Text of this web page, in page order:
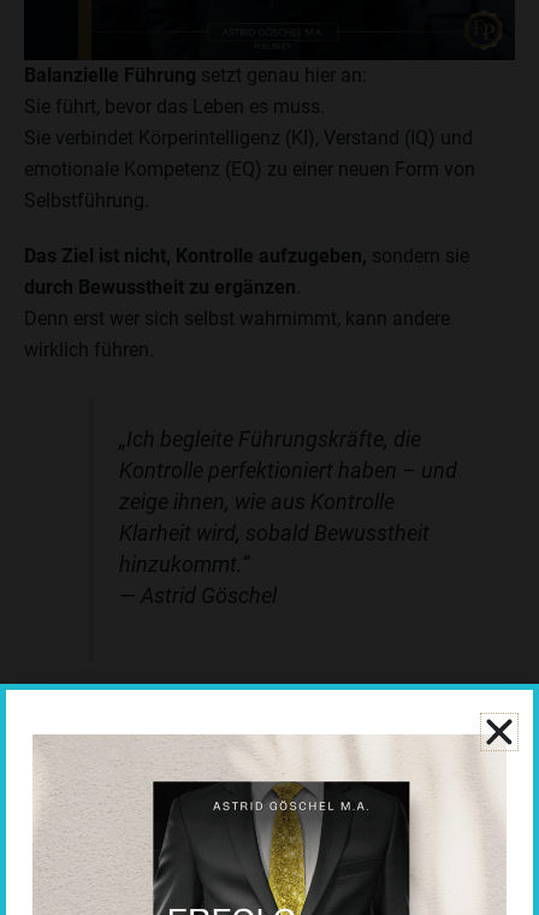
Balanzielle Führung setzt genau hier an:
Sie führt, bevor das Leben es muss.
Sie verbindet Körperintelligenz (KI), Verstand (IQ) und
emotionale Kompetenz (EQ) zu einer neuen Form von
Selbstführung.
Das Ziel ist nicht, Kontrolle aufzugeben, sondern sie
durch Bewusstheit zu ergänzen
Denn erst wer sich selbst wahrnimmt, kann andere
wirklich führen.
„Ich begleite Führungskräfte, die
Kontrolle perfektioniert haben – und
zeige ihnen, wie aus Kontrolle
Klarheit wird, sobald Bewusstheit
hinzukommt.“
— Astrid Göschel
Der Moment echter Autorität
Wenn Führung aus Bewusstheit entsteht,verändert sich
alles:
Der Ton, der Blick, die Haltung.
Fehler dürfen ausgesprochen werden, ohne an Status zu